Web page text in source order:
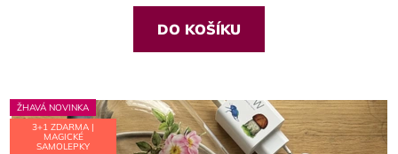
5,0
z
5
DO KOŠÍKU
ŽHAVÁ NOVINKA
3+1 ZDARMA |
MAGICKÉ
SAMOLEPKY